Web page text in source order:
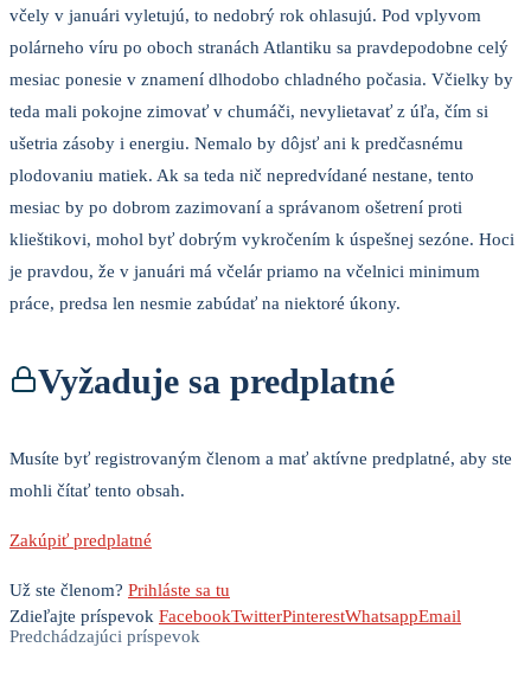
včely v januári vyletujú, to nedobrý rok ohlasujú. Pod vplyvom
polárneho víru po oboch stranách Atlantiku sa pravdepodobne celý
mesiac ponesie v znamení dlhodobo chladného počasia. Včielky by
teda mali pokojne zimovať v chumáči, nevylietavať z úľa, čím si
ušetria zásoby i energiu. Nemalo by dôjsť ani k predčasnému
plodovaniu matiek. Ak sa teda nič nepredvídané nestane, tento
mesiac by po dobrom zazimovaní a správanom ošetrení proti
klieštikovi, mohol byť dobrým vykročením k úspešnej sezóne. Hoci
je pravdou, že v januári má včelár priamo na včelnici minimum
práce, predsa len nesmie zabúdať na niektoré úkony.
Vyžaduje sa predplatné
Musíte byť registrovaným členom a mať aktívne predplatné, aby ste
mohli čítať tento obsah.
Zakúpiť predplatné
Už ste členom? Prihláste sa tu
Zdieľajte príspevok FacebookTwitterPinterestWhatsappEmail
Predchádzajúci príspevok